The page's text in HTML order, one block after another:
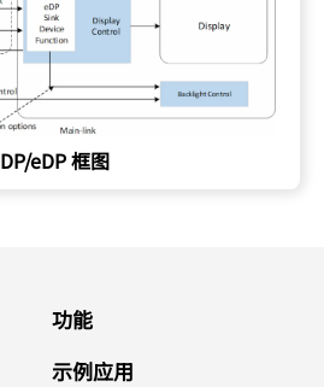
DP/eDP 框图
功能
示例应用